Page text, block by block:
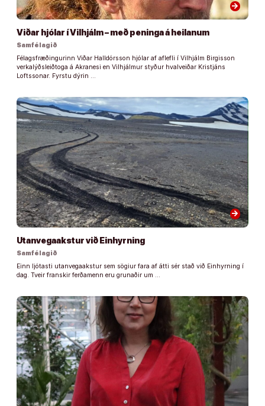
arrow_forward
Viðar hjólar í Vilhjálm – með peninga á heilanum
Samfélagið
Félagsfræðingurinn Viðar Halldórsson hjólar af aflefli í Vilhjálm Birgisson
verkalýðsleiðtoga á Akranesi en Vilhjálmur styður hvalveiðar Kristjáns
Loftssonar. Fyrstu dýrin …
arrow_forward
Utanvegaakstur við Einhyrning
Samfélagið
Einn ljótasti utanvegaakstur sem sögiur fara af átti sér stað við Einhyrning í
dag. Tveir franskir ferðamenn eru grunaðir um …